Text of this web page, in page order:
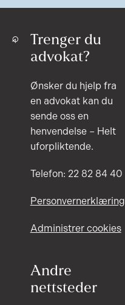
Trenger du
advokat?
Ønsker du hjelp fra
en advokat kan du
sende oss en
henvendelse – Helt
uforpliktende.
Telefon: 22 82 84 40
Personvernerklæring
Administrer cookies
Andre
nettsteder